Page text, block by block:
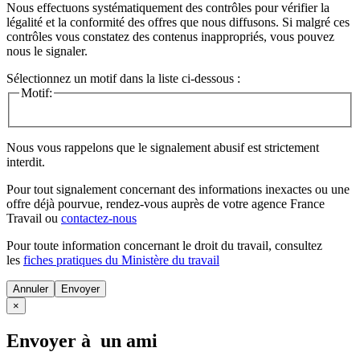
Nous effectuons systématiquement des contrôles pour vérifier la
légalité et la conformité des offres que nous diffusons. Si malgré ces
contrôles vous constatez des contenus inappropriés, vous pouvez
nous le signaler.
Sélectionnez un motif dans la liste ci-dessous :
Motif:
Nous vous rappelons que le signalement abusif est strictement
interdit.
Pour tout signalement concernant des informations inexactes ou une
offre déjà pourvue, rendez-vous auprès de votre agence France
Travail ou contactez-nous
Pour toute information concernant le droit du travail, consultez
les fiches pratiques du Ministère du travail
Annuler
×
Envoyer à un ami